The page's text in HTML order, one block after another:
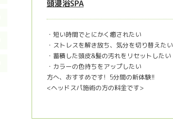
頭浸浴SPA
・短い時間でとにかく癒されたい
・ストレスを解き放ち、気分を切り替えたい
・蓄積した頭皮&髪の汚れをリセットしたい
・カラーの色持ちをアップしたい
方へ、おすすめです! 5分間の新体験!!
<ヘッドスパ施術の方の料金です>